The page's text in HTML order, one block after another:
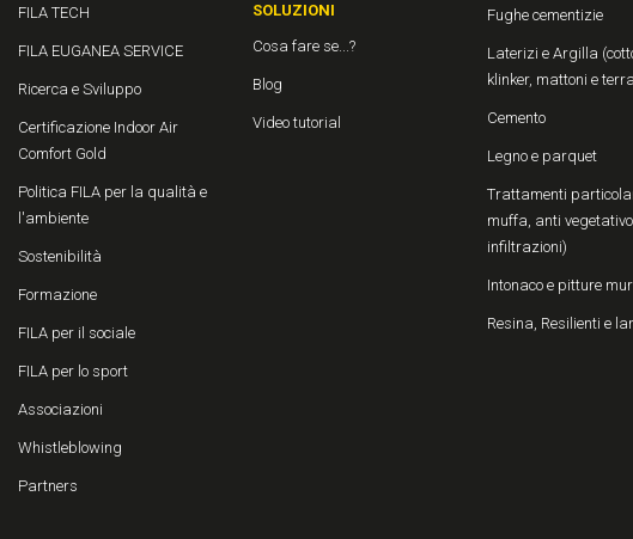
FILA TECH
FILA EUGANEA SERVICE
Ricerca e Sviluppo
Certificazione Indoor Air
Comfort Gold
Politica FILA per la qualità e
l'ambiente
Sostenibilità
Formazione
FILA per il sociale
FILA per lo sport
Associazioni
Whistleblowing
Partners
SOLUZIONI
Cosa fare se...?
Blog
Video tutorial
Fughe cementizie
Laterizi e Argilla
klinker, mattoni e
Cemento
Legno e parquet
Trattamenti
muffa, anti
infiltrazioni)
Intonaco e pitture
Resina, Resilienti e